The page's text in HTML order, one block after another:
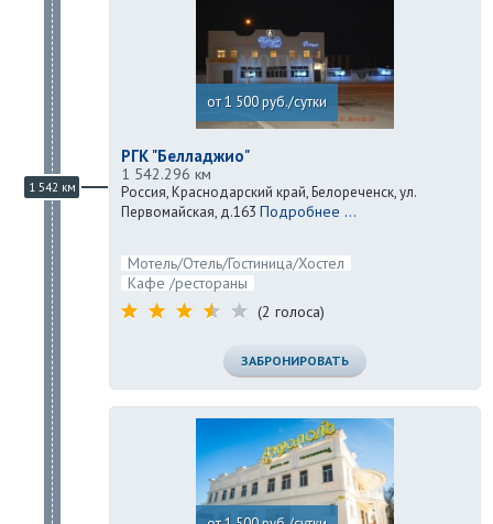
1 542 км
от 1 500 руб./сутки
РГК "Белладжио"
1 542.296 км
Россия, Краснодарский край, Белореченск, ул.
Первомайская, д.163 Подробнее ...
Мотель/Отель/Гостиница/Хостел
Кафе /рестораны
(2 голоса)
ЗАБРОНИРОВАТЬ